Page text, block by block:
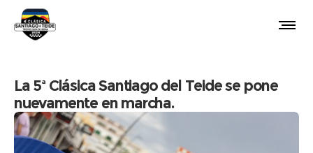
La 5ª Clásica Santiago del Teide se pone
nuevamente en marcha.